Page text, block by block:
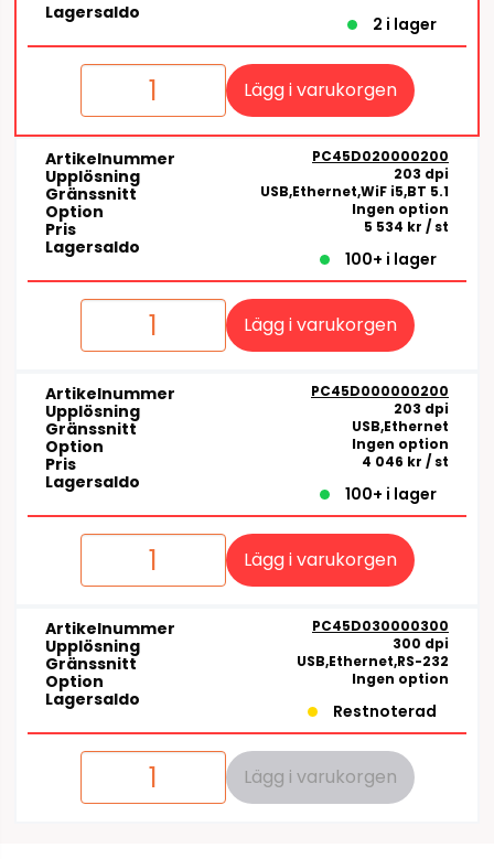
Lagersaldo
2 i lager
Lägg i varukorgen
Artikelnummer PC45D020000200
Upplösning 203 dpi
Gränssnitt USB,Ethernet,WiF i5,BT 5.1
Option Ingen option
Pris 5 534 kr / st
Lagersaldo
100+ i lager
Lägg i varukorgen
Artikelnummer PC45D000000200
Upplösning 203 dpi
Gränssnitt USB,Ethernet
Option Ingen option
Pris 4 046 kr / st
Lagersaldo
100+ i lager
Lägg i varukorgen
Artikelnummer PC45D030000300
Upplösning 300 dpi
Gränssnitt USB,Ethernet,RS-232
Option Ingen option
Lagersaldo
Restnoterad
Lägg i varukorgen